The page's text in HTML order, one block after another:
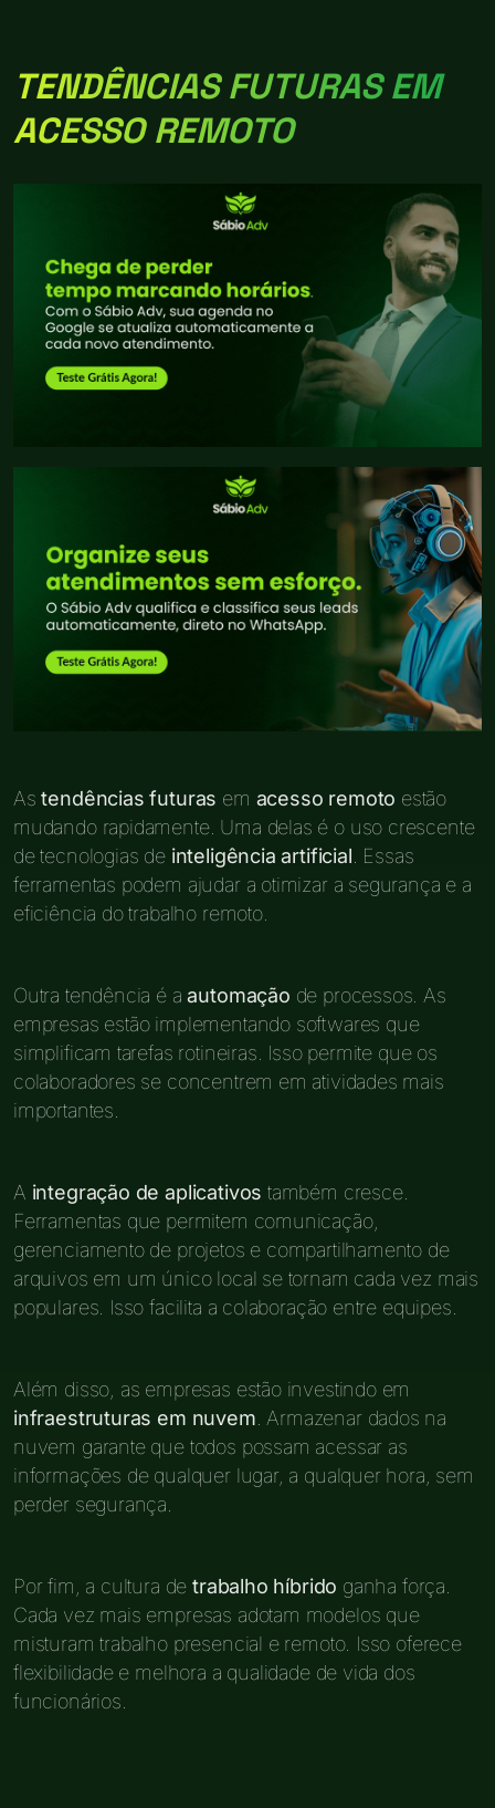
TENDÊNCIAS FUTURAS EM
ACESSO REMOTO
Astendências futuras em acesso remoto estão
mudando rapidamente. Uma delas é o uso crescente
de tecnologias de inteligência artificial . Essas
ferramentas podem ajudar a otimizar a segurança e a
eficiência do trabalho remoto.
Outra tendência é aautomação de processos. As
empresas estão implementando softwares que
simplificam tarefas rotineiras. Isso permite que os
colaboradores se concentrem em atividades mais
importantes.
A integração de aplicativos também cresce.
Ferramentas que permitem comunicação,
gerenciamento de projetos e compartilhamento de
arquivos em um único local se tornam cada vez mais
populares. Isso facilita a colaboração entre equipes.
Além disso, as empresas estão investindo em
infraestruturas em nuvem . Armazenar dados na
nuvem garante que todos possam acessar as
informações de qualquer lugar, a qualquer hora, sem
perder segurança.
Por fim, a cultura detrabalho híbrido ganha força.
Cada vez mais empresas adotam modelos que
misturam trabalho presencial e remoto. Isso oferece
flexibilidade e melhora a qualidade de vida dos
funcionários.